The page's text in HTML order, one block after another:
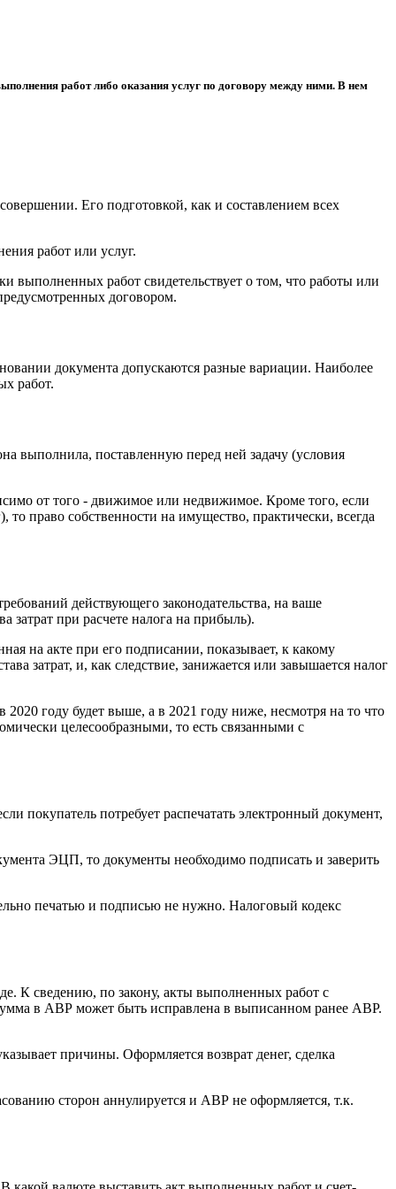
работ либо оказания услуг по договору между ними. В нем
Его подготовкой, как и составлением всех
работ или услуг.
выполненных работ свидетельствует о том, что работы или
договором.
документа допускаются разные вариации. Наиболее
работ.
выполнила, поставленную перед ней задачу (условия
от того - движимое или недвижимое. Кроме того, если
право собственности на имущество, практически, всегда
действующего законодательства, на ваше
затрат при расчете налога на прибыль).
на акте при его подписании, показывает, к какому
затрат, и, как следствие, занижается или завышается налог
году будет выше, а в 2021 году ниже, несмотря на то что
целесообразными, то есть связанными с
потребует распечатать электронный документ,
ЭЦП, то документы необходимо подписать и заверить
печатью и подписью не нужно. Налоговый кодекс
К сведению, по закону, акты выполненных работ с
в АВР может быть исправлена в выписанном ранее АВР.
причины. Оформляется возврат денег, сделка
сторон аннулируется и АВР не оформляется, т.к.